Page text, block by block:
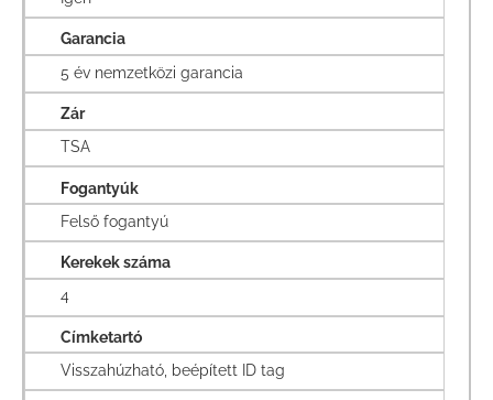
Garancia
5 év nemzetközi garancia
Zár
TSA
Fogantyúk
Felső fogantyú
Kerekek száma
4
Címketartó
Visszahúzható, beépített ID tag